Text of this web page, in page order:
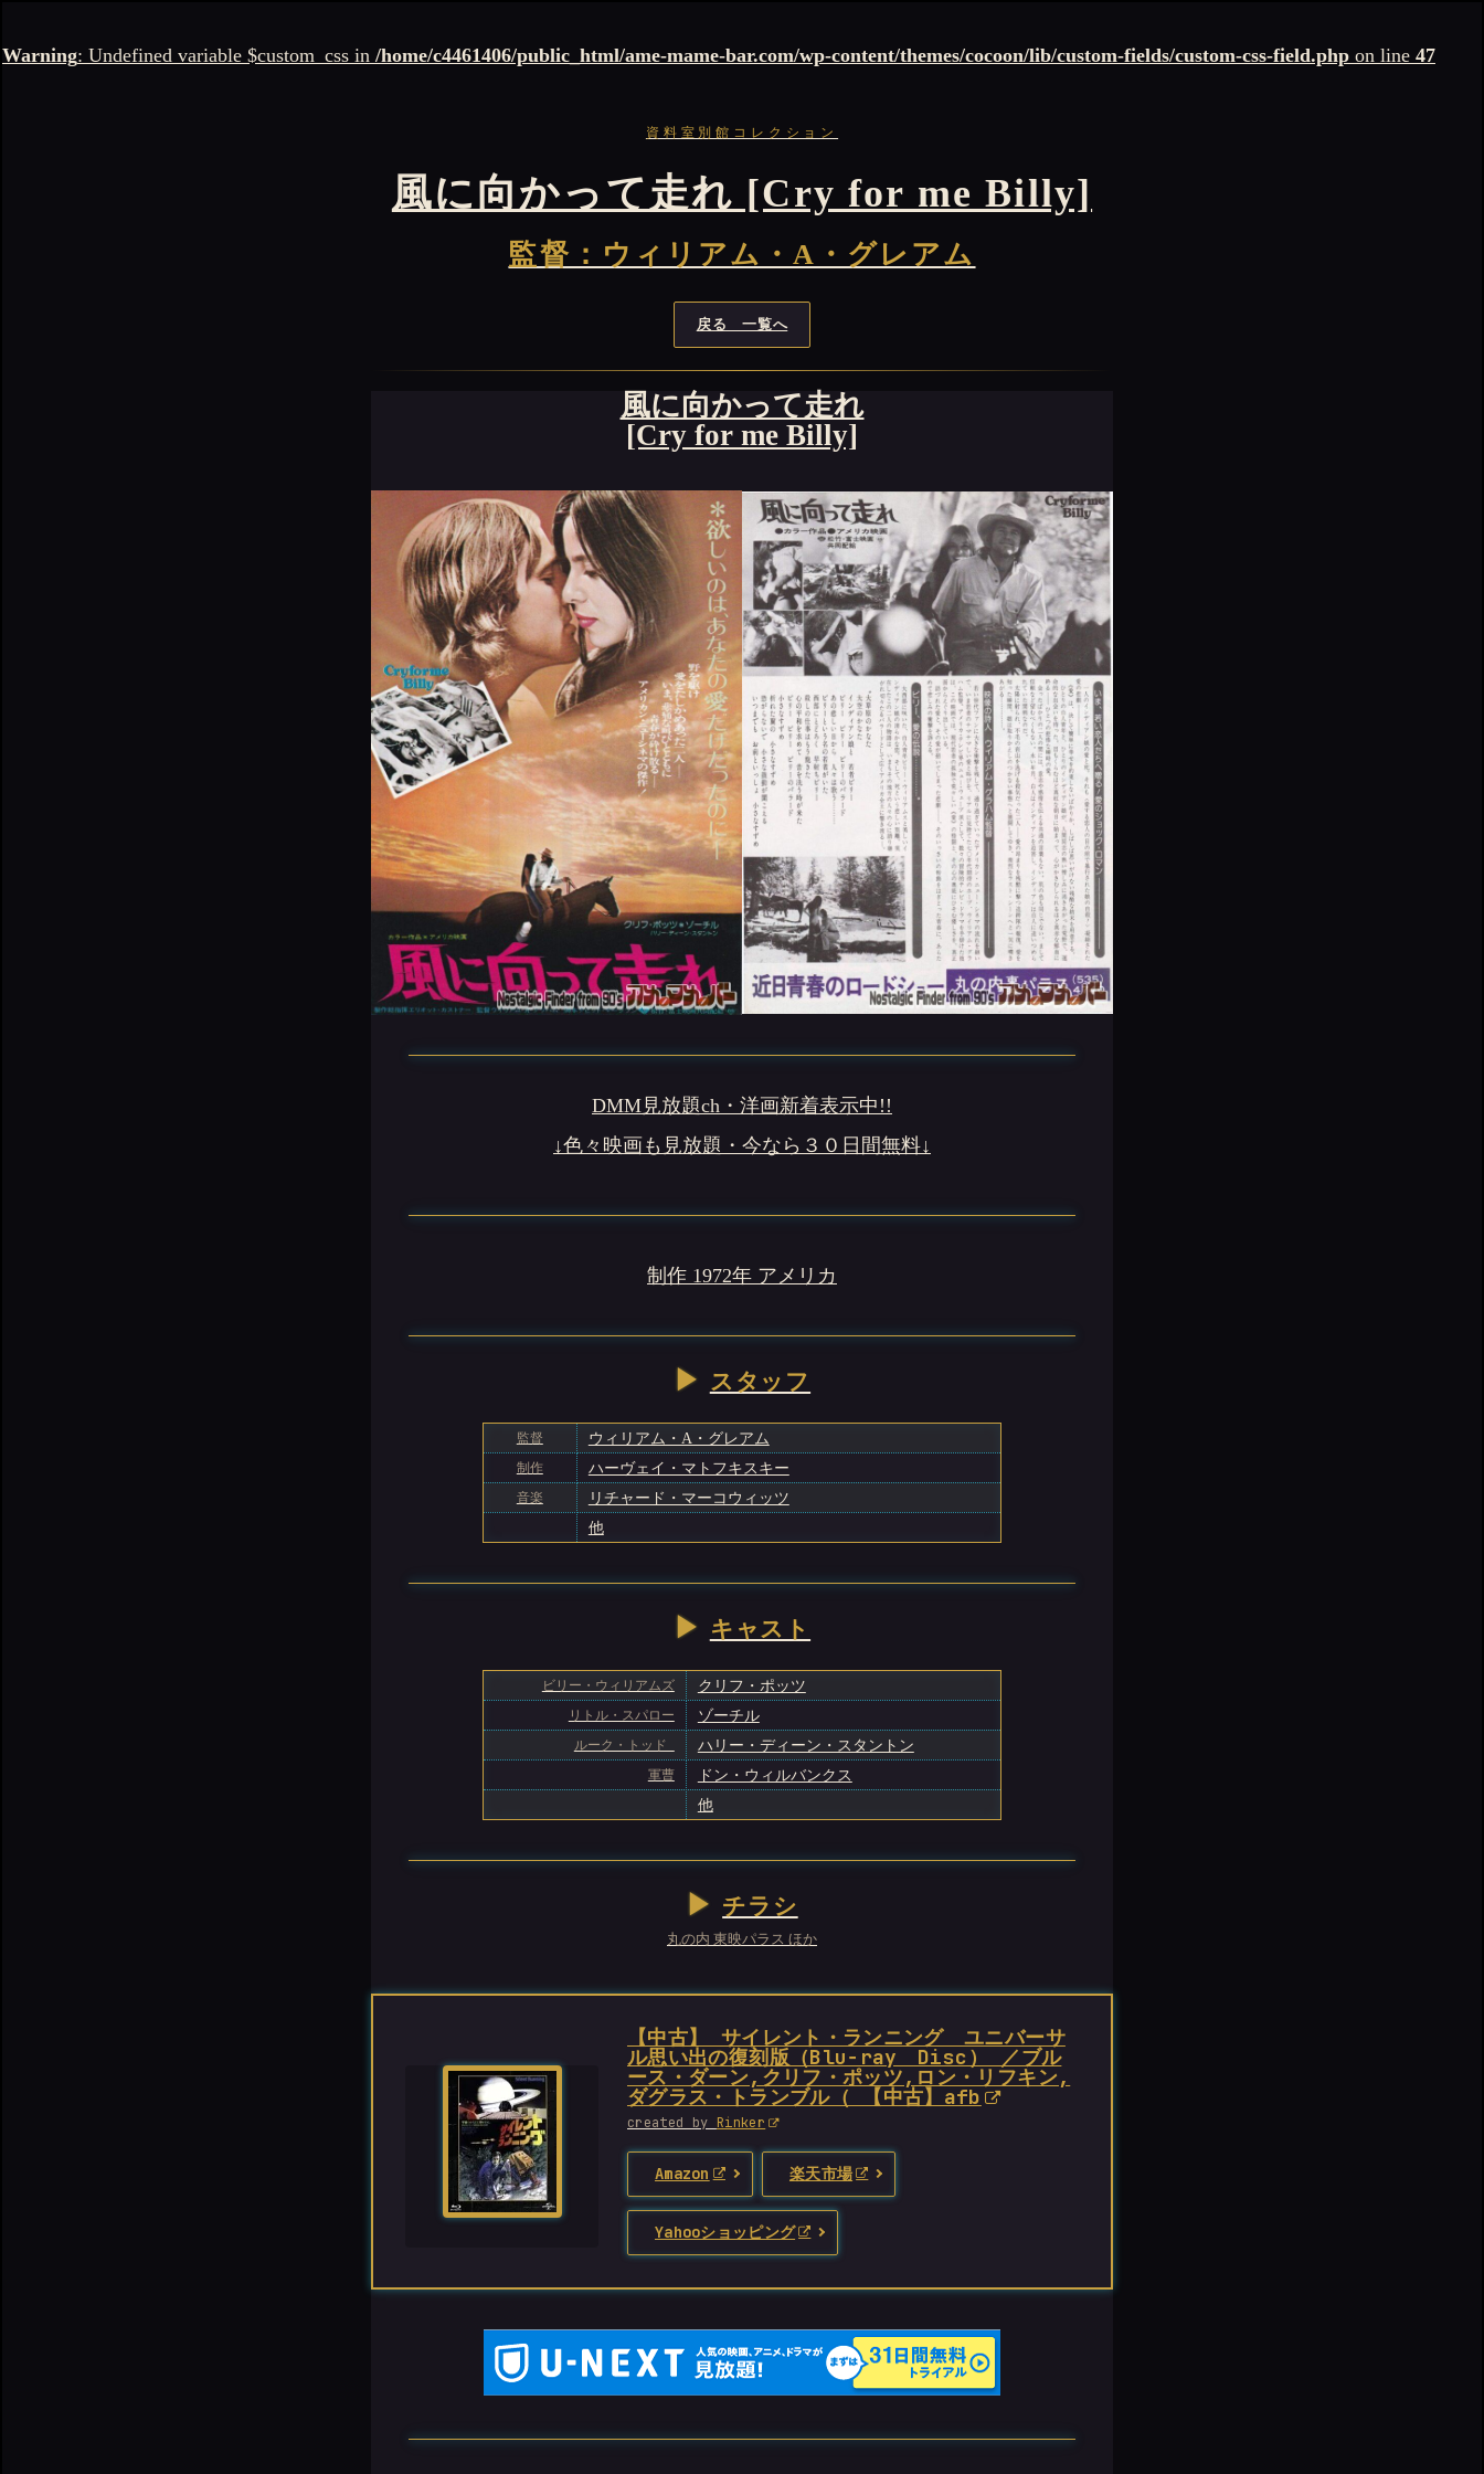
Warning: Undefined variable $custom_css in /home/c4461406/public_html/ame-mame-bar.com/wp-content/themes/cocoon/lib/custom-fields/custom-css-field.php on line 47
資料室別館コレクション
風に向かって走れ [Cry for me Billy]
監督：ウィリアム・A・グレアム
戻る 一覧へ
風に向かって走れ
[Cry for me Billy]
DMM見放題ch・洋画新着表示中!!
↓色々映画も見放題・今なら３０日間無料↓
制作 1972年 アメリカ
スタッフ
監督
ウィリアム・A・グレアム
制作
ハーヴェイ・マトフキスキー
音楽
リチャード・マーコウィッツ
他
キャスト
ビリー・ウィリアムズ
クリフ・ポッツ
リトル・スパロー
ゾーチル
ルーク・トッド
ハリー・ディーン・スタントン
軍曹
ドン・ウィルバンクス
他
チラシ
丸の内 東映パラス ほか
【中古】 サイレント・ランニング ユニバーサ
ル思い出の復刻版（Blu−ray Disc） ／ブル
ース・ダーン,クリフ・ポッツ,ロン・リフキン,
ダグラス・トランブル（ 【中古】afb
created by Rinker
Amazon 楽天市場
Yahooショッピング